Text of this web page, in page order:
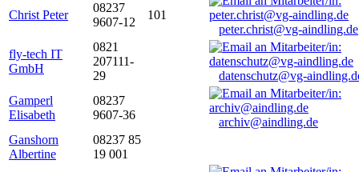
Christ Peter
08237
9607-12
101
peter.christ@vg-aindling.de
fly-tech IT
GmbH
0821
207111-
29
datenschutz@vg-
Gamperl
Elisabeth
08237
9607-36
archiv@aindling.de
Ganshorn
Albertine
08237 85
19 001